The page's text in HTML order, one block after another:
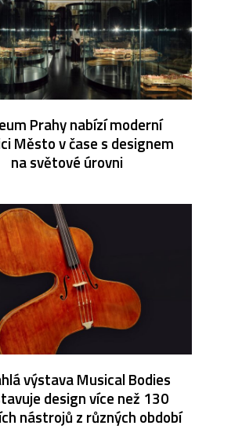
Prahy nabízí moderní
Město v čase s designem
na světové úrovni
výstava Musical Bodies
design více než 130
nástrojů z různých období